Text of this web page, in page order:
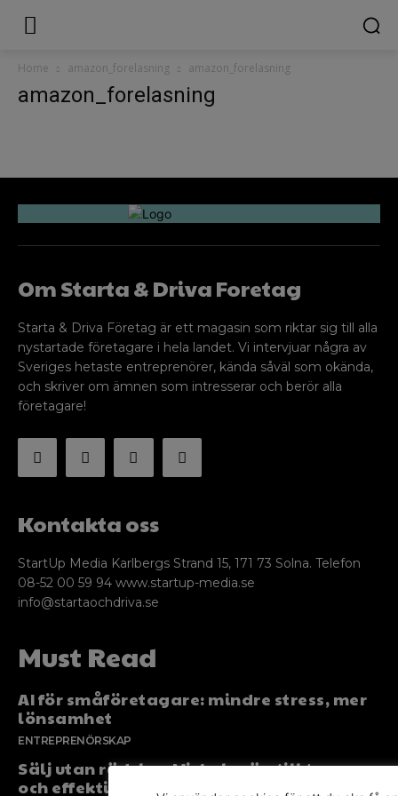
Home amazon_forelasning amazon_forelasning
amazon_forelasning
Om Starta & Driva Foretag
Starta & Driva Företag är ett magasin som riktar sig till alla
nystartade företagare i hela landet. Vi intervjuar några av
Sveriges hetaste entreprenörer, kända såväl som okända,
och skriver om ämnen som intresserar och berör alla
företagare!
Kontakta oss
StartUp Media Karlbergs Strand 15, 171 73 Solna. Telefon
08-52 00 59 94 www.startup-media.se
info@startaochdriva.se
Must Read
AI för småföretagare: mindre stress, mer
lönsamhet
ENTREPRENÖRSKAP
Sälj utan rädsla – Michels väg till trygg
och effektiv försäljning